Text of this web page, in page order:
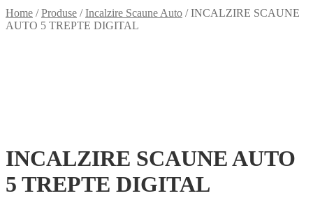
Home /Produse /Incalzire Scaune Auto /INCALZIRE SCAUNE
AUTO 5 TREPTE DIGITAL
INCALZIRE SCAUNE AUTO
5 TREPTE DIGITAL